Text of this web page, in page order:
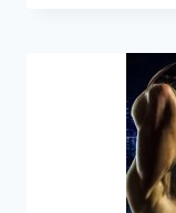
—
НИНА
ЛИНДТ